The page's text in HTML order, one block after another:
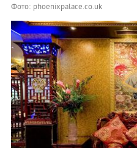
Фото: phoenixpalace.co.uk